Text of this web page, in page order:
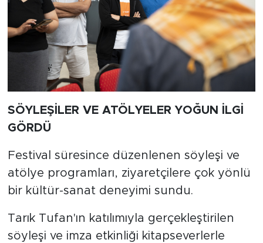
SÖYLEŞİLER VE ATÖLYELER YOĞUN İLGİ
GÖRDÜ
Festival süresince düzenlenen söyleşi ve
atölye programları, ziyaretçilere çok yönlü
bir kültür-sanat deneyimi sundu.
Tarık Tufan'ın katılımıyla gerçekleştirilen
söyleşi ve imza etkinliği kitapseverlerle